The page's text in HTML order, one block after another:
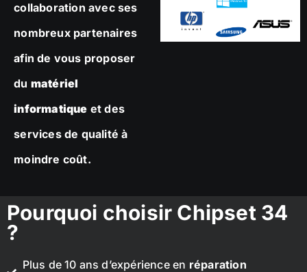
collaboration avec ses
nombreux partenaires
afin de vous proposer
du matériel
informatique et des
services de qualité à
moindre coût.
Pourquoi choisir Chipset 34
?
Plus de 10 ans d’expérience en réparation